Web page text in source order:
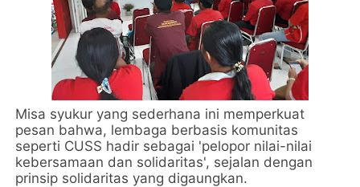
Misa syukur yang sederhana ini memperkuat
pesan bahwa, lembaga berbasis komunitas
seperti CUSS hadir sebagai 'pelopor nilai-nilai
kebersamaan dan solidaritas', sejalan dengan
prinsip solidaritas yang digaungkan.